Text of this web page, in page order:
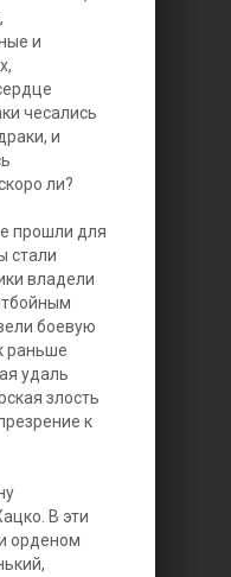
и
чесались
и
ли?
прошли для
стали
владели
боевую
раньше
удаль
злость
к
В эти
орденом